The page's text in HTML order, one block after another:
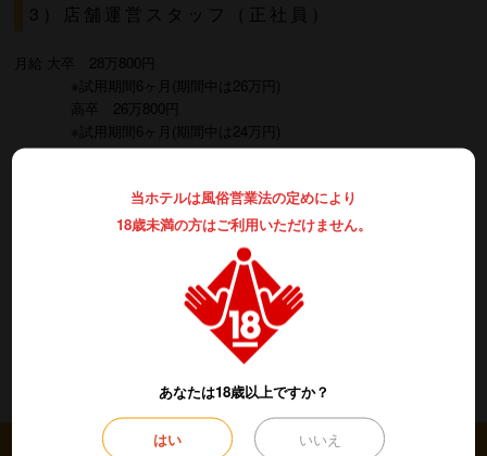
3）店舗運営スタッフ（正社員）
月給 大卒 28万800円
※試用期間6ヶ月(期間中は26万円)
高卒 26万800円
※試用期間6ヶ月(期間中は24万円)
ご応募・ご質問等は、お気軽にお問い合わせ下さい
What's New
当ホテルは風俗営業法の定めにより
18歳未満の方はご利用いただけません。
あなたは18歳以上ですか？
はい いいえ